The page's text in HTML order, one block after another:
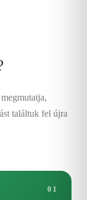
találtuk fel újra
01